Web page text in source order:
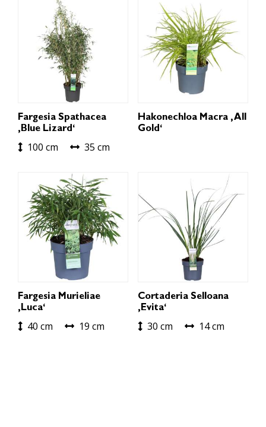
Fargesia Spathacea
‚Blue Lizard‘
100 cm 35 cm
Hakonechloa Macra ‚All
Gold‘
Fargesia Murieliae
‚Luca‘
40 cm 19 cm
Cortaderia Selloana
‚Evita‘
30 cm 14 cm